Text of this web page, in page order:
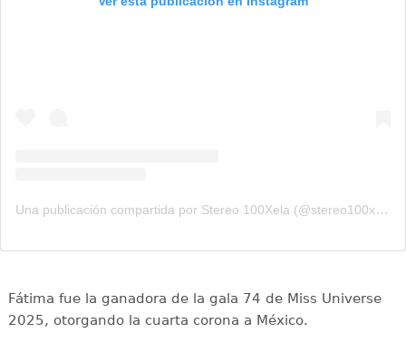
Una publicación compartida por Stereo 100Xela (@stereo100xela)
Fátima fue la ganadora de la gala 74 de Miss Universe
2025, otorgando la cuarta corona a México.